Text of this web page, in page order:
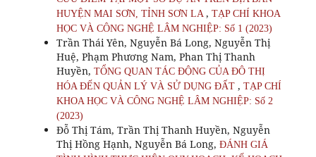
HUYỆN MAI SƠN, TỈNH SƠN LA , TẠP CHÍ KHOA
HỌC VÀ CÔNG NGHỆ LÂM NGHIỆP: Số 1 (2023)
Trần Thái Yên, Nguyễn Bá Long, Nguyễn Thị
Huệ, Phạm Phương Nam, Phan Thị Thanh
Huyền, TỔNG QUAN TÁC ĐỘNG CỦA ĐÔ THỊ
HÓA ĐẾN QUẢN LÝ VÀ SỬ DỤNG ĐẤT , TẠP CHÍ
KHOA HỌC VÀ CÔNG NGHỆ LÂM NGHIỆP: Số 2
(2023)
Đỗ Thị Tám, Trần Thị Thanh Huyền, Nguyễn
Thị Hồng Hạnh, Nguyễn Bá Long, ĐÁNH GIÁ